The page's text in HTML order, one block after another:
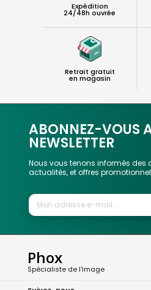
Expédition
24/48h ouvrée
Retrait gratuit
en magasin
ABONNEZ-VOUS
NEWSLETTER
Nous vous tenons informés des
actualités, et offres
Phox
Spécialiste de l'image